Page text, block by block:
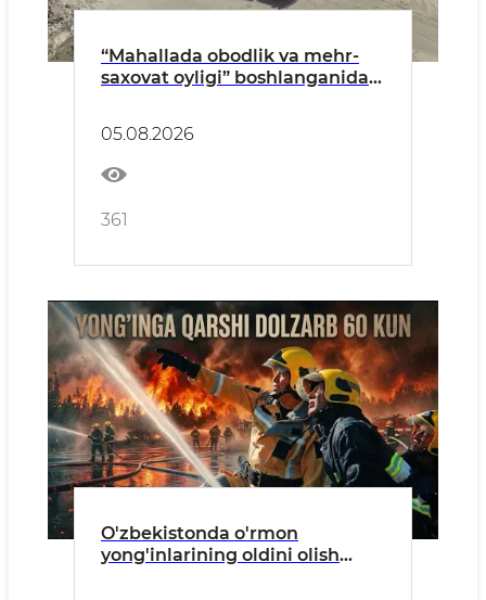
“Mahallada obodlik va mehr-
saxovat oyligi” boshlanganidan
05.08.2026
361
O'zbekistonda o'rmon
yong'inlarining oldini olish